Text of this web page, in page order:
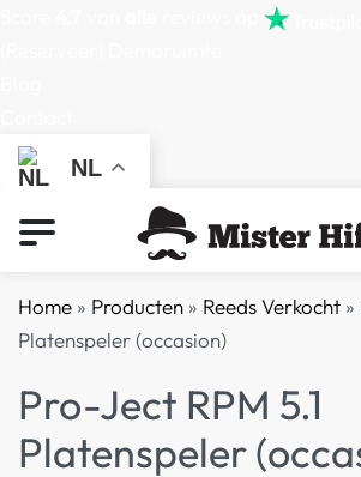
NL
Home » Producten » Reeds Verkocht »
Platenspeler (occasion)
Pro-Ject RPM 5.1
Platenspeler